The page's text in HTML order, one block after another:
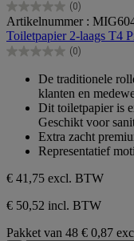
(0)
0.0
van
de
5
Artikelnummer :
Toiletpapier 2-laags T4
(0)
0.0
sterren.
De traditionele
klanten en
Dit toiletpapier is
Geschikt voor
Extra zacht
Representatief
€ 41,75 excl. BTW
€ 50,52 incl. BTW
Pakket van 48 € 0,87